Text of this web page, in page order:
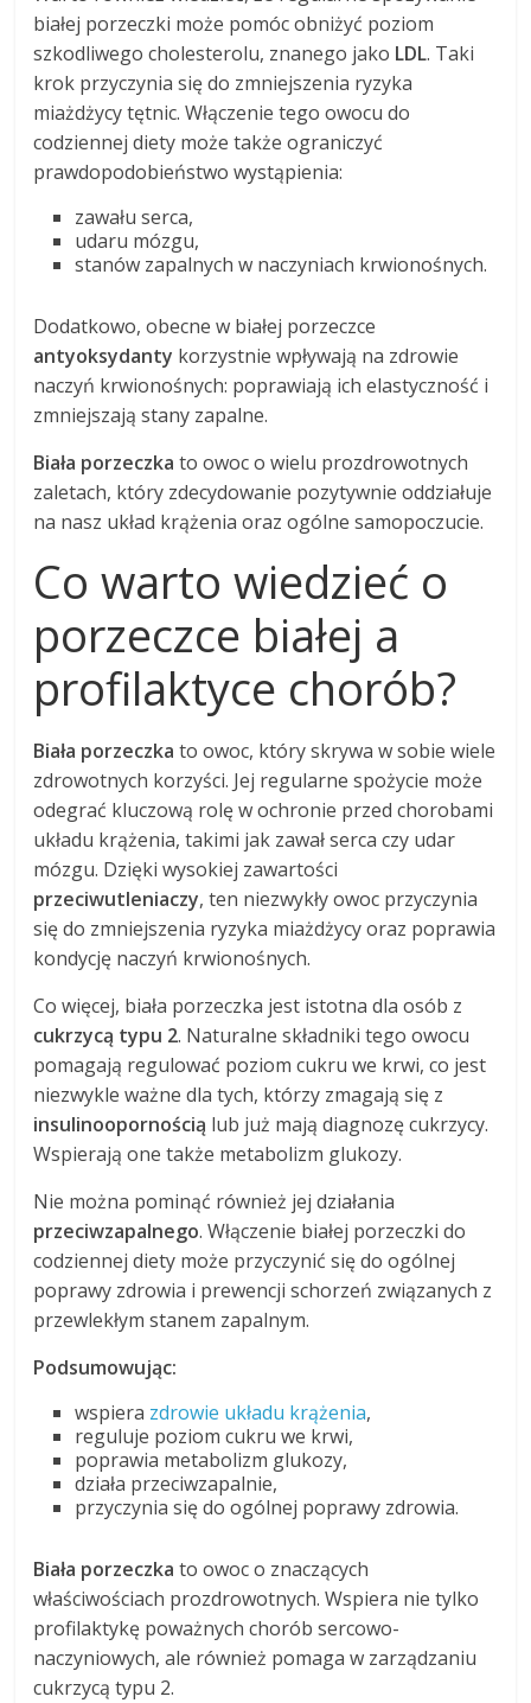
białej porzeczki może pomóc obniżyć poziom
szkodliwego cholesterolu, znanego jako LDL. Taki
krok przyczynia się do zmniejszenia ryzyka
miażdżycy tętnic. Włączenie tego owocu do
codziennej diety może także ograniczyć
prawdopodobieństwo wystąpienia:
zawału serca,
udaru mózgu,
stanów zapalnych w naczyniach krwionośnych.
Dodatkowo, obecne w białej porzeczce
antyoksydanty korzystnie wpływają na zdrowie
naczyń krwionośnych: poprawiają ich elastyczność i
zmniejszają stany zapalne.
Biała porzeczka to owoc o wielu prozdrowotnych
zaletach, który zdecydowanie pozytywnie oddziałuje
na nasz układ krążenia oraz ogólne samopoczucie.
Co warto wiedzieć o
porzeczce białej a
profilaktyce chorób?
Biała porzeczka to owoc, który skrywa w sobie wiele
zdrowotnych korzyści. Jej regularne spożycie może
odegrać kluczową rolę w ochronie przed chorobami
układu krążenia, takimi jak zawał serca czy udar
mózgu. Dzięki wysokiej zawartości
przeciwutleniaczy, ten niezwykły owoc przyczynia
się do zmniejszenia ryzyka miażdżycy oraz poprawia
kondycję naczyń krwionośnych.
Co więcej, biała porzeczka jest istotna dla osób z
cukrzycą typu 2. Naturalne składniki tego owocu
pomagają regulować poziom cukru we krwi, co jest
niezwykle ważne dla tych, którzy zmagają się z
insulinoopornością lub już mają diagnozę cukrzycy.
Wspierają one także metabolizm glukozy.
Nie można pominąć również jej działania
przeciwzapalnego. Włączenie białej porzeczki do
codziennej diety może przyczynić się do ogólnej
poprawy zdrowia i prewencji schorzeń związanych z
przewlekłym stanem zapalnym.
Podsumowując:
wspiera zdrowie układu krążenia,
reguluje poziom cukru we krwi,
poprawia metabolizm glukozy,
działa przeciwzapalnie,
przyczynia się do ogólnej poprawy zdrowia.
Biała porzeczka to owoc o znaczących
właściwościach prozdrowotnych. Wspiera nie tylko
profilaktykę poważnych chorób sercowo-
naczyniowych, ale również pomaga w zarządzaniu
cukrzycą typu 2.